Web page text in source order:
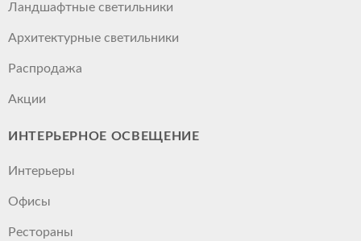
Ландшафтные светильники
Архитектурные светильники
Распродажа
Акции
ИНТЕРЬЕРНОЕ ОСВЕЩЕНИЕ
Интерьеры
Офисы
Рестораны